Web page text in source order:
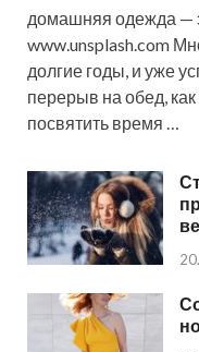
домашняя одежда —
www.unsplash.com
долгие годы, и уже
перерыв на обед, как
посвятить время …